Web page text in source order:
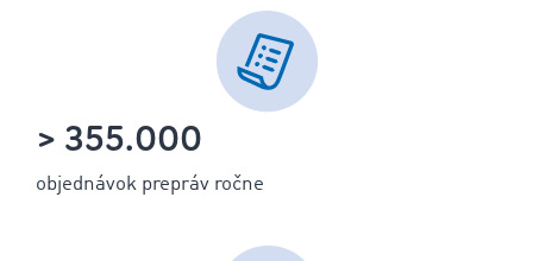
> 355.000
objednávok prepráv ročne